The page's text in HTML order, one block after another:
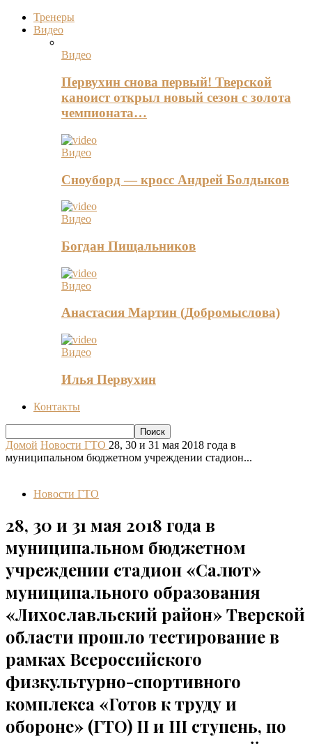
Тренеры
Видео
Видео
Первухин снова первый! Тверской
каноист открыл новый сезон с золота
чемпионата…
Видео
Сноуборд — кросс Андрей Болдыков
Видео
Богдан Пищальников
Видео
Анастасия Мартин (Добромыслова)
Видео
Илья Первухин
Контакты
Домой Новости ГТО 28, 30 и 31 мая 2018 года в
муниципальном бюджетном учреждении стадион...
Новости ГТО
28, 30 и 31 мая 2018 года в
муниципальном бюджетном
учреждении стадион «Салют»
муниципального образования
«Лихославльский район» Тверской
области прошло тестирование в
рамках Всероссийского
физкультурно-спортивного
комплекса «Готов к труду и
обороне» (ГТО) II и III ступень, по